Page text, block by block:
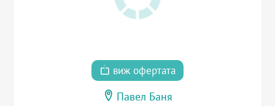
виж офертата
Павел Баня